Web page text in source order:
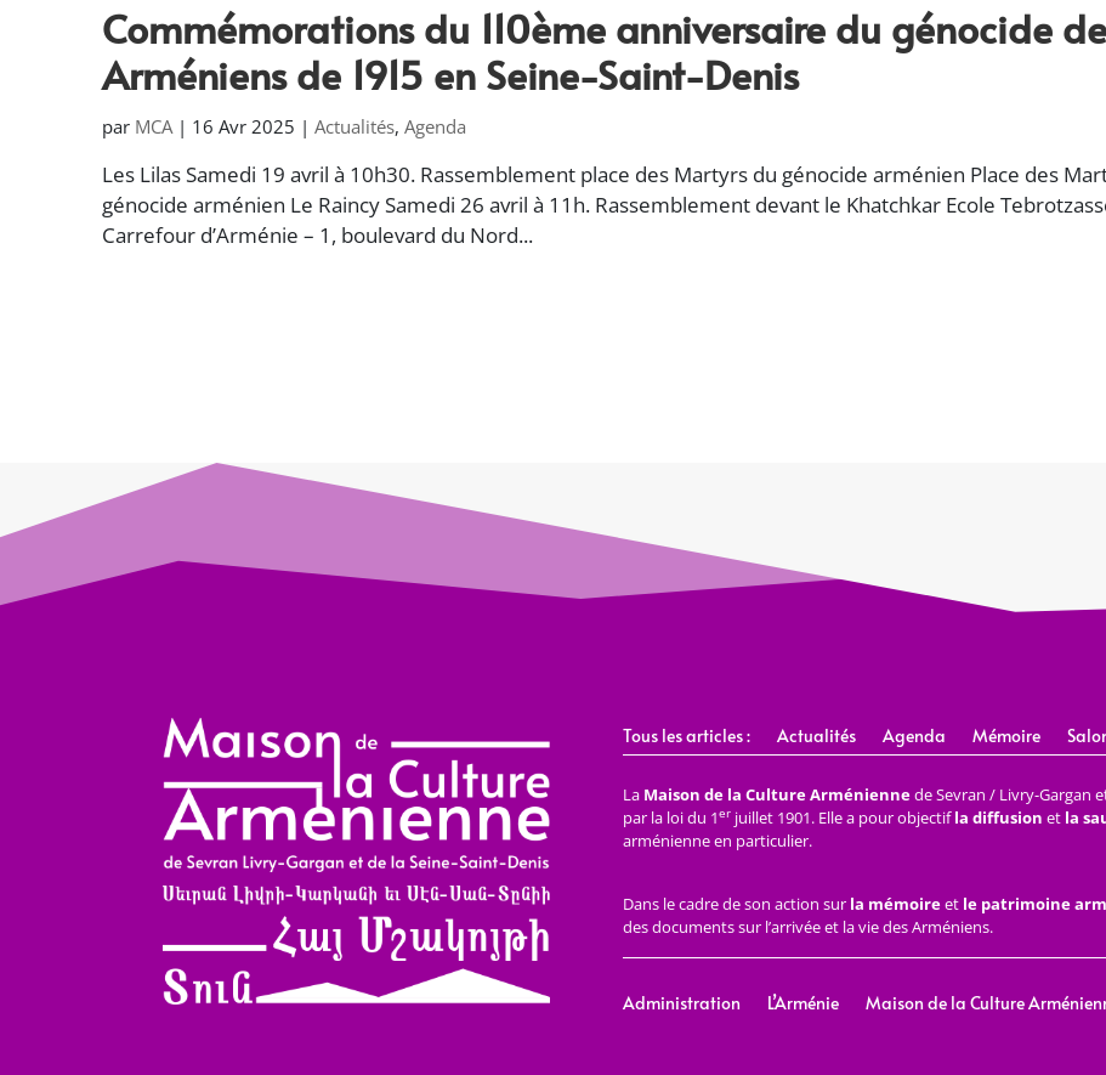
Commémorations du 110ème anniversaire du génocide
Arméniens de 1915 en Seine-Saint-Denis
par MCA| 16 Avr 2025 | Actualités, Agenda
Les Lilas Samedi 19 avril à 10h30. Rassemblement place des Martyrs du génocide arménien Place des
génocide arménien Le Raincy Samedi 26 avril à 11h. Rassemblement devant le Khatchkar Ecole
Carrefour d’Arménie – 1, boulevard du Nord...
Tous les articles : Actualités Agenda Mémoire
La Maison de la Culture Arméniennede Sevran / Livry-Gargan
par la loi du 1erjuillet 1901. Elle a pour objectifla diffusion et la
arménienne en particulier.
Dans le cadre de son action sur la mémoireet le patrimoine
des documents sur l’arrivée et la vie des Arméniens.
Administration L’Arménie Maison de la Culture